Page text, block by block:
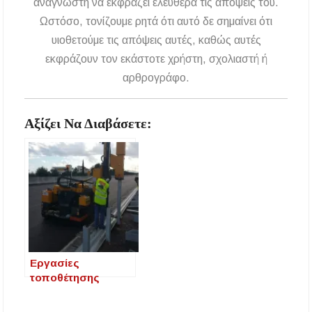
αναγνώστη να εκφράζει ελεύθερα τις απόψεις του.
Ωστόσο, τονίζουμε ρητά ότι αυτό δε σημαίνει ότι
υιοθετούμε τις απόψεις αυτές, καθώς αυτές
εκφράζουν τον εκάστοτε χρήστη, σχολιαστή ή
αρθρογράφο.
Αξίζει Να Διαβάσετε:
Εργασίες
τοποθέτησης